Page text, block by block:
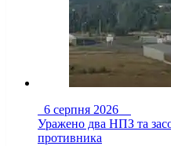
6 серпня 2026
Уражено два НПЗ та
противника